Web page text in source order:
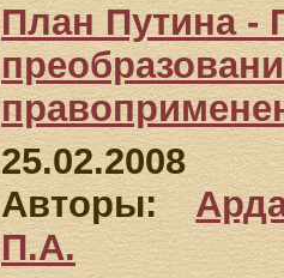
План Путина -
25.02.2008
Авторы:
П.А.